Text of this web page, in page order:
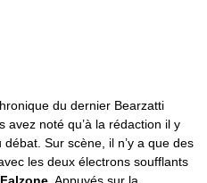
du dernier Bearzatti
avez noté qu’à la rédaction il y
débat. Sur scène, il n’y a que des
les deux électrons soufflants
. Appuyés sur la